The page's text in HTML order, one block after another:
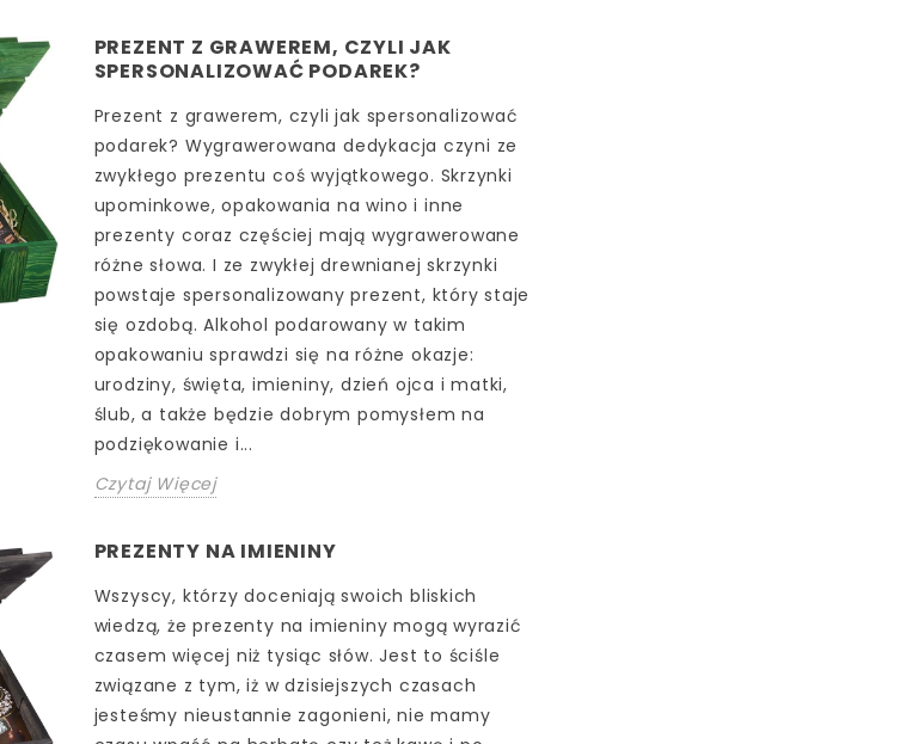
PREZENT Z GRAWEREM, CZYLI JAK
SPERSONALIZOWAĆ PODAREK?
Prezent z grawerem, czyli jak spersonalizować
podarek? Wygrawerowana dedykacja czyni ze
zwykłego prezentu coś wyjątkowego. Skrzynki
upominkowe, opakowania na wino i inne
prezenty coraz częściej mają wygrawerowane
różne słowa. I ze zwykłej drewnianej skrzynki
powstaje spersonalizowany prezent, który staje
się ozdobą. Alkohol podarowany w takim
opakowaniu sprawdzi się na różne okazje:
urodziny, święta, imieniny, dzień ojca i matki,
ślub, a także będzie dobrym pomysłem na
podziękowanie i...
Czytaj Więcej
PREZENTY NA IMIENINY
Wszyscy, którzy doceniają swoich bliskich
wiedzą, że prezenty na imieniny mogą wyrazić
czasem więcej niż tysiąc słów. Jest to ściśle
związane z tym, iż w dzisiejszych czasach
jesteśmy nieustannie zagonieni, nie mamy